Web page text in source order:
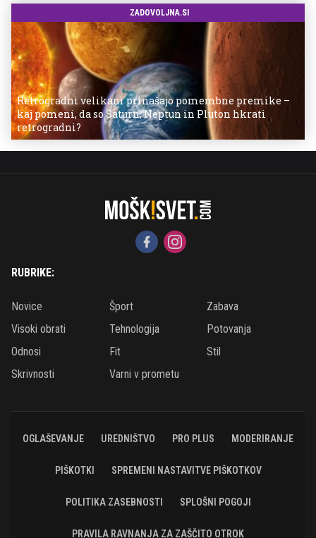
ZADOVOLJNA.SI
Retrogradni velikani prinašajo pomembne premike –
kaj pomeni, da so Saturn, Neptun in Pluton hkrati
retrogradni?
RUBRIKE:
Novice Šport
Zabava
Visoki obrati
Tehnologija
Potovanja
Odnosi
Fit
Stil
Skrivnosti
Varni v prometu
OGLAŠEVANJE UREDNIŠTVO PRO PLUS MODERIRANJE
PIŠKOTKI SPREMENI NASTAVITVE PIŠKOTKOV
POLITIKA ZASEBNOSTI SPLOŠNI POGOJI
PRAVILA RAVNANJA ZA ZAŠČITO OTROK